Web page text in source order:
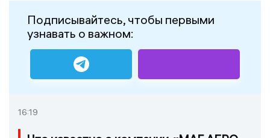
Подписывайтесь, чтобы первыми
узнавать о важном:
16:19